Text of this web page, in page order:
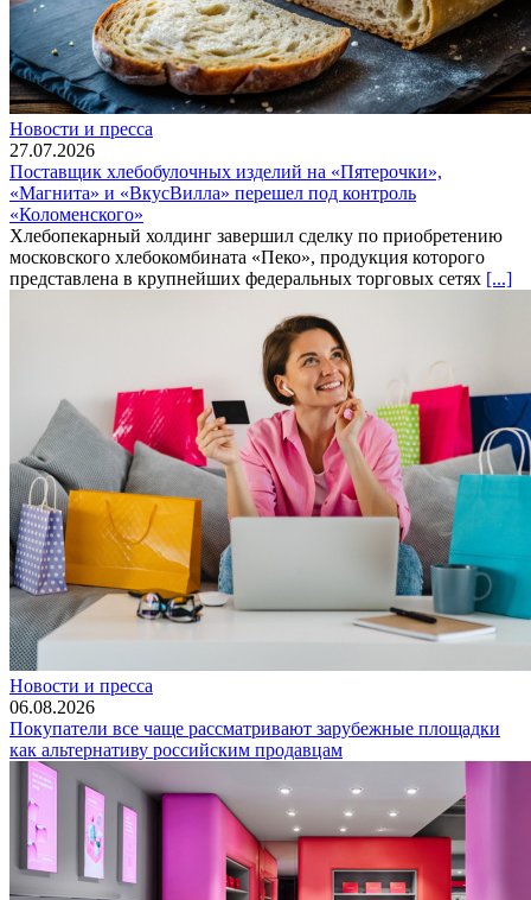
Новости и пресса
27.07.2026
Поставщик хлебобулочных изделий на «Пятерочки»,
«Магнита» и «ВкусВилла» перешел под контроль
«Коломенского»
Хлебопекарный холдинг завершил сделку по приобретению
московского хлебокомбината «Пеко», продукция которого
представлена в крупнейших федеральных торговых сетях [...]
Новости и пресса
06.08.2026
Покупатели все чаще рассматривают зарубежные площадки
как альтернативу российским продавцам